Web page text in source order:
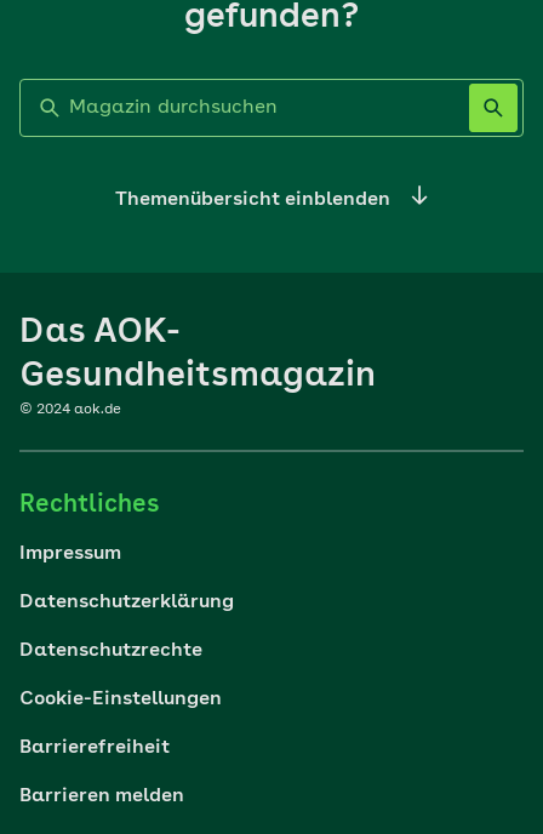
gefunden?
Themenübersicht einblenden
Sport
Reisen
Wohlbefinden
Digital gesund
Das AOK-
Gesundheitsmagazin
© 2024 aok.de
Rechtliches
Impressum
Datenschutzerklärung
Datenschutzrechte
Cookie-Einstellungen
Barrierefreiheit
Barrieren melden